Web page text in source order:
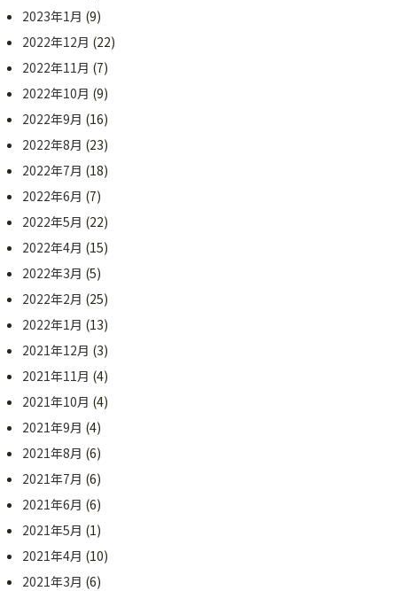
2023年1月 (9)
2022年12月 (22)
2022年11月 (7)
2022年10月 (9)
2022年9月 (16)
2022年8月 (23)
2022年7月 (18)
2022年6月 (7)
2022年5月 (22)
2022年4月 (15)
2022年3月 (5)
2022年2月 (25)
2022年1月 (13)
2021年12月 (3)
2021年11月 (4)
2021年10月 (4)
2021年9月 (4)
2021年8月 (6)
2021年7月 (6)
2021年6月 (6)
2021年5月 (1)
2021年4月 (10)
2021年3月 (6)